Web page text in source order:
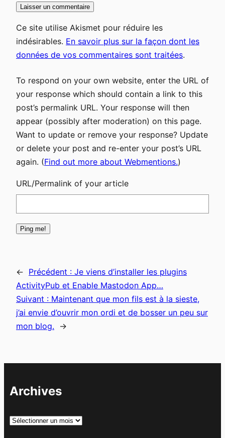
Ce site utilise Akismet pour réduire les
indésirables. En savoir plus sur la façon dont les
données de vos commentaires sont traitées.
To respond on your own website, enter the URL of
your response which should contain a link to this
post’s permalink URL. Your response will then
appear (possibly after moderation) on this page.
Want to update or remove your response? Update
or delete your post and re-enter your post’s URL
again. (Find out more about Webmentions.)
URL/Permalink of your article
← Précédent : Je viens d’installer les plugins
ActivityPub et Enable Mastodon App…
Suivant : Maintenant que mon fils est à la sieste,
j’ai envie d’ouvrir mon ordi et de bosser un peu sur
mon blog.
→
Archives
A